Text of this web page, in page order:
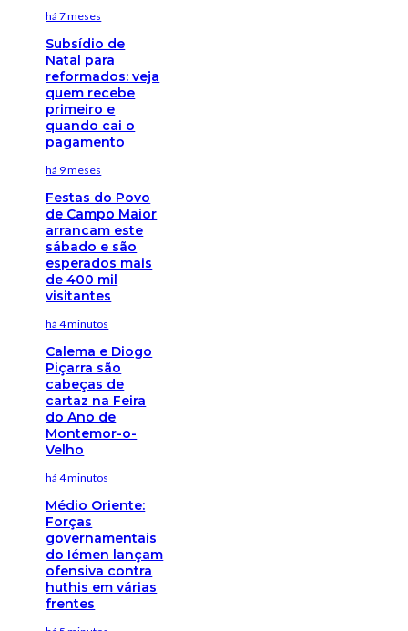
há 7 meses
Subsídio de
Natal para
reformados: veja
quem recebe
primeiro e
quando cai o
pagamento
há 9 meses
Festas do Povo
de Campo Maior
arrancam este
sábado e são
esperados mais
de 400 mil
visitantes
há 4 minutos
Calema e Diogo
Piçarra são
cabeças de
cartaz na Feira
do Ano de
Montemor-o-
Velho
há 4 minutos
Médio Oriente:
Forças
governamentais
do Iémen lançam
ofensiva contra
huthis em várias
frentes